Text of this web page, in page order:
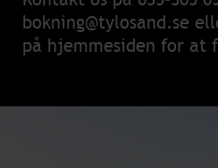
bokning@tylosand.se
på hjemmesiden for at